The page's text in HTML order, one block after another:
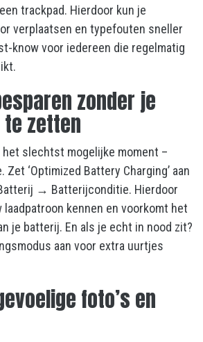
trackpad. Hierdoor kun je
verplaatsen en typefouten sneller
know voor iedereen die regelmatig
zonder je
zetten
slechtst mogelijke moment –
Zet ‘Optimized Battery Charging’ aan
→ Batterijconditie. Hierdoor
laadpatroon kennen en voorkomt het
je batterij. En als je echt in nood zit?
aan voor extra uurtjes
foto’s en